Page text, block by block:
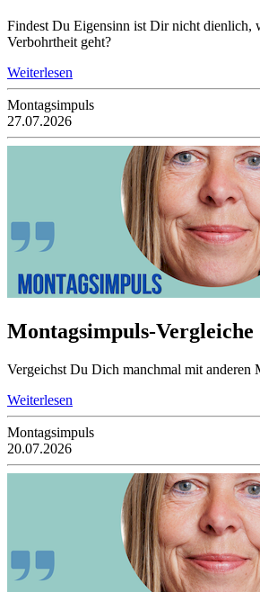
Findest Du Eigensinn ist Dir nicht dienlich,
Verbohrtheit geht?
Weiterlesen
Montagsimpuls
27.07.2026
Montagsimpuls-Vergleiche
Vergeichst Du Dich manchmal mit anderen
Weiterlesen
Montagsimpuls
20.07.2026